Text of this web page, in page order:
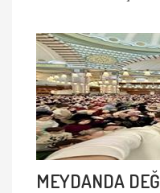
MEYDANDA